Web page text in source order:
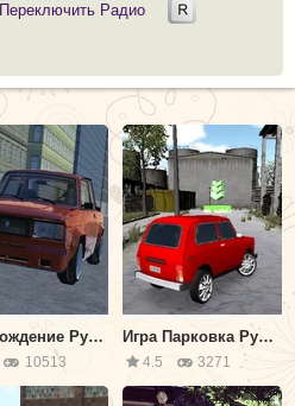
Переключить Радио
Игра Вождение Русского Таза 2
10513
Игра Парковка Русских Машин
4.5 3271